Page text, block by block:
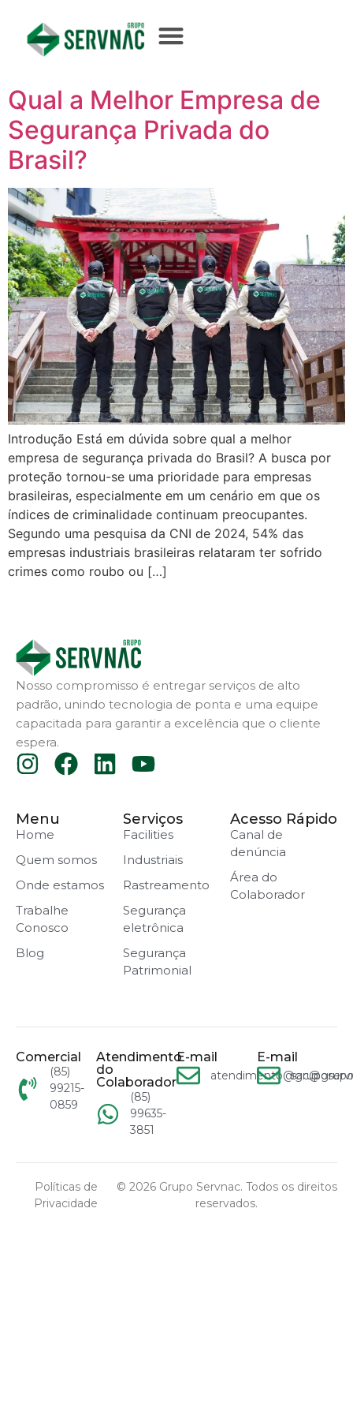
Qual a Melhor Empresa de
Segurança Privada do
Brasil?
Introdução Está em dúvida sobre qual a melhor
empresa de segurança privada do Brasil? A busca por
proteção tornou-se uma prioridade para empresas
brasileiras, especialmente em um cenário em que os
índices de criminalidade continuam preocupantes.
Segundo uma pesquisa da CNI de 2024, 54% das
empresas industriais brasileiras relataram ter sofrido
crimes como roubo ou […]
Nosso compromisso é entregar serviços de alto
padrão, unindo tecnologia de ponta e uma equipe
capacitada para garantir a excelência que o cliente
espera.
Menu
Home
Quem somos
Onde estamos
Trabalhe
Conosco
Blog
Serviços
Facilities
Industriais
Rastreamento
Segurança
eletrônica
Segurança
Patrimonial
Acesso Rápido
Canal de
denúncia
Área do
Colaborador
Comercial
(85)
99215-
0859
Atendimento
do
Colaborador
(85)
99635-
3851
E-mail E-mail
© 2026 Grupo Servnac. Todos os direitos
reservados.
Políticas de
Privacidade